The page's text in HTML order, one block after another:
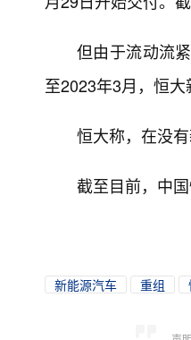
但由于流动流
至2023年3月，恒
恒大称，在没
截至目前，中
新能源汽车 重组